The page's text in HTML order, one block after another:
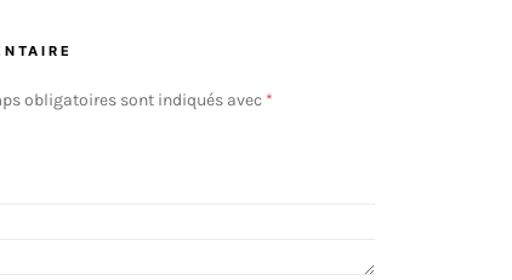
obligatoires sont indiqués avec *